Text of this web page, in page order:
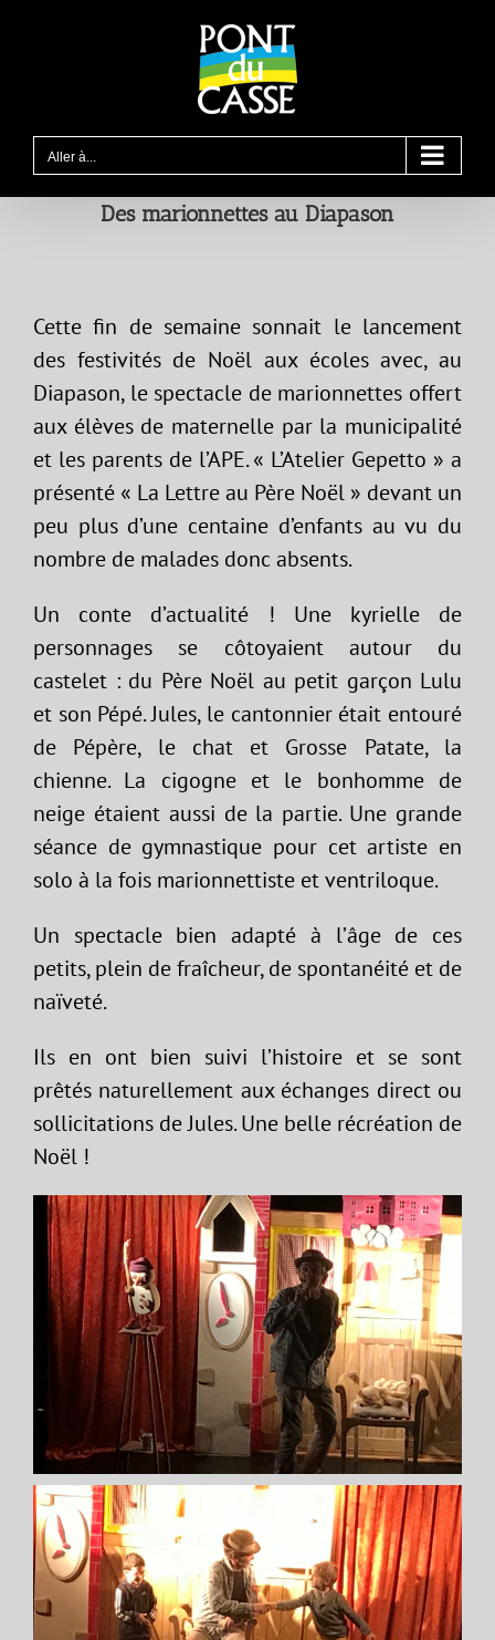
Aller à...
Des marionnettes au Diapason
Cette fin de semaine sonnait le lancement
des festivités de Noël aux écoles avec, au
Diapason, le spectacle de marionnettes offert
aux élèves de maternelle par la municipalité
et les parents de l’APE. « L’Atelier Gepetto » a
présenté « La Lettre au Père Noël » devant un
peu plus d’une centaine d’enfants au vu du
nombre de malades donc absents.
Un conte d’actualité ! Une kyrielle de
personnages se côtoyaient autour du
castelet : du Père Noël au petit garçon Lulu
et son Pépé. Jules, le cantonnier était entouré
de Pépère, le chat et Grosse Patate, la
chienne. La cigogne et le bonhomme de
neige étaient aussi de la partie. Une grande
séance de gymnastique pour cet artiste en
solo à la fois marionnettiste et ventriloque.
Un spectacle bien adapté à l’âge de ces
petits, plein de fraîcheur, de spontanéité et de
naïveté.
Ils en ont bien suivi l’histoire et se sont
prêtés naturellement aux échanges direct ou
sollicitations de Jules. Une belle récréation de
Noël !